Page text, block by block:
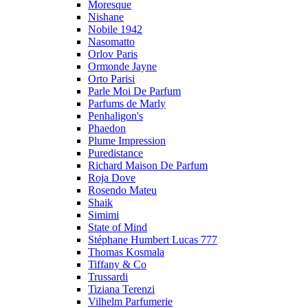
Moresque
Nishane
Nobile 1942
Nasomatto
Orlov Paris
Ormonde Jayne
Orto Parisi
Parle Moi De Parfum
Parfums de Marly
Penhaligon's
Phaedon
Plume Impression
Puredistance
Richard Maison De Parfum
Roja Dove
Rosendo Mateu
Shaik
Simimi
State of Mind
Stéphane Humbert Lucas 777
Thomas Kosmala
Tiffany & Co
Trussardi
Tiziana Terenzi
Vilhelm Parfumerie